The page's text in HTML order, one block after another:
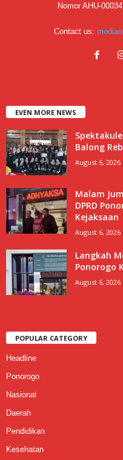
Nomor AHU-
Contact us:
EVEN MORE NEWS
Balong
August 6, 2026
Malam
DPRD
Kejaksaan
August 6, 2026
Langkah
Ponorogo
August 6, 2026
POPULAR CATEGORY
Headline
Ponorogo
Nasional
Daerah
Pendidikan
Kesehatan